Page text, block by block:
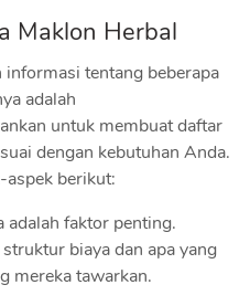
Maklon Herbal
tentang beberapa
adalah
untuk membuat daftar
dengan kebutuhan Anda.
aspek berikut:
adalah faktor penting.
biaya dan apa yang
mereka tawarkan.